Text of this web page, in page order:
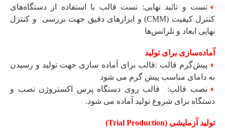
تست و تائید نهایی: تست قالب با استفاده از دستگاه‌های
کنترل کیفیت (CMM) و ابزارهای دقیق جهت بررسی و کنترل
نهایی ابعاد و تلرانس‌ها
آماده‌سازی برای تولید
پیش‌گرم قالب :قالب برای آماده سازی جهت تولید و رسیدن
به دامای مناسب پیش گرم می شود
نصب قالب: قالب روی دستگاه پرس اکستروژن نصب و
دستگاه برای شروع تولید آماده می شود.
تولید آزمایشی (Trial Production)